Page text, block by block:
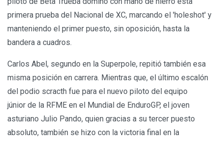
primera prueba del Nacional de XC, marcando el 'holeshot' y
manteniendo el primer puesto, sin oposición, hasta la
bandera a cuadros.
Carlos Abel, segundo en la Superpole, repitió también esa
misma posición en carrera. Mientras que, el último escalón
del podio scracth fue para el nuevo piloto del equipo
júnior de la RFME en el Mundial de EnduroGP, el joven
asturiano Julio Pando, quien gracias a su tercer puesto
absoluto, también se hizo con la victoria final en la